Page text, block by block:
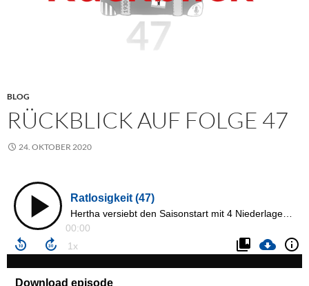
BLOG
RÜCKBLICK AUF FOLGE 47
24. OKTOBER 2020